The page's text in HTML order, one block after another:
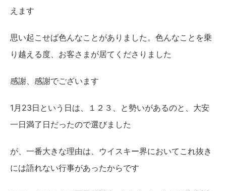
えます
思い起こせば色んなことがありました。色んなことを乗
り越える度、お客さまが居てくださりました
感謝、感謝でございます
1月23日という日は、１２３、と勢いがあるのと、大安
一日満了日だったので選びました
が、一番大きな理由は、ウイスキー界においてこれ抜き
には語れない行事があったからです